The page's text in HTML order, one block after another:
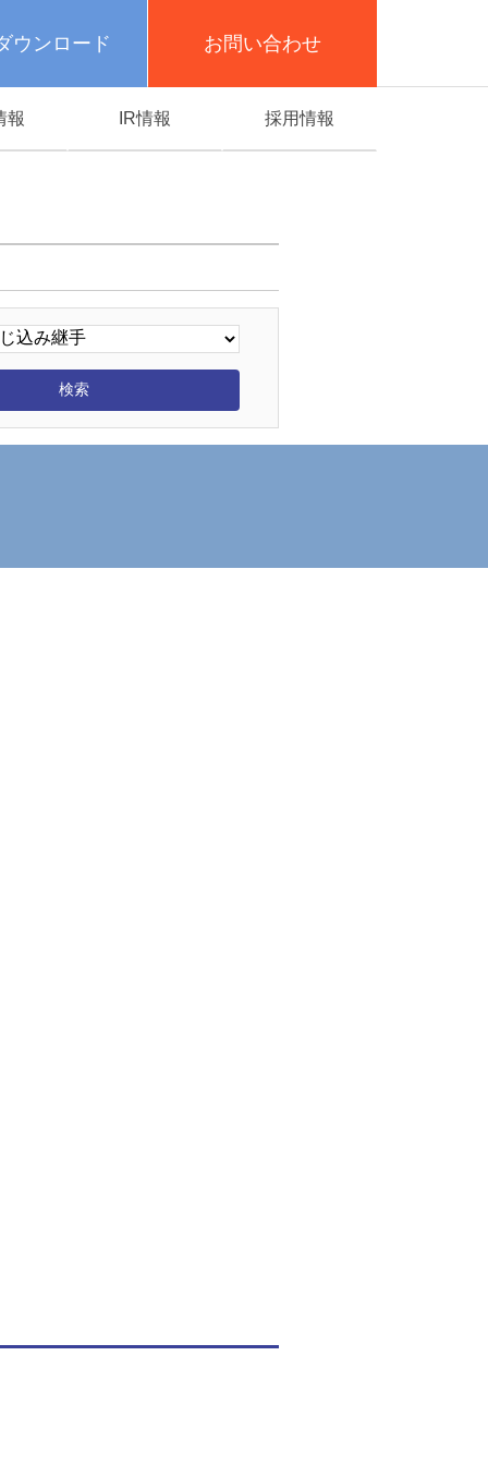
ウンロード お問い合わせ
報 IR情報 採用情報